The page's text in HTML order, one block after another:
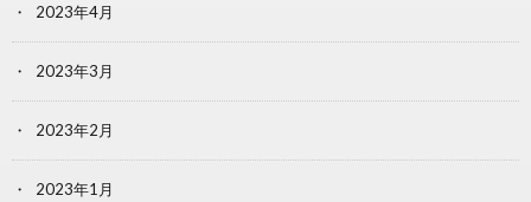
2023年4月
2023年3月
2023年2月
2023年1月